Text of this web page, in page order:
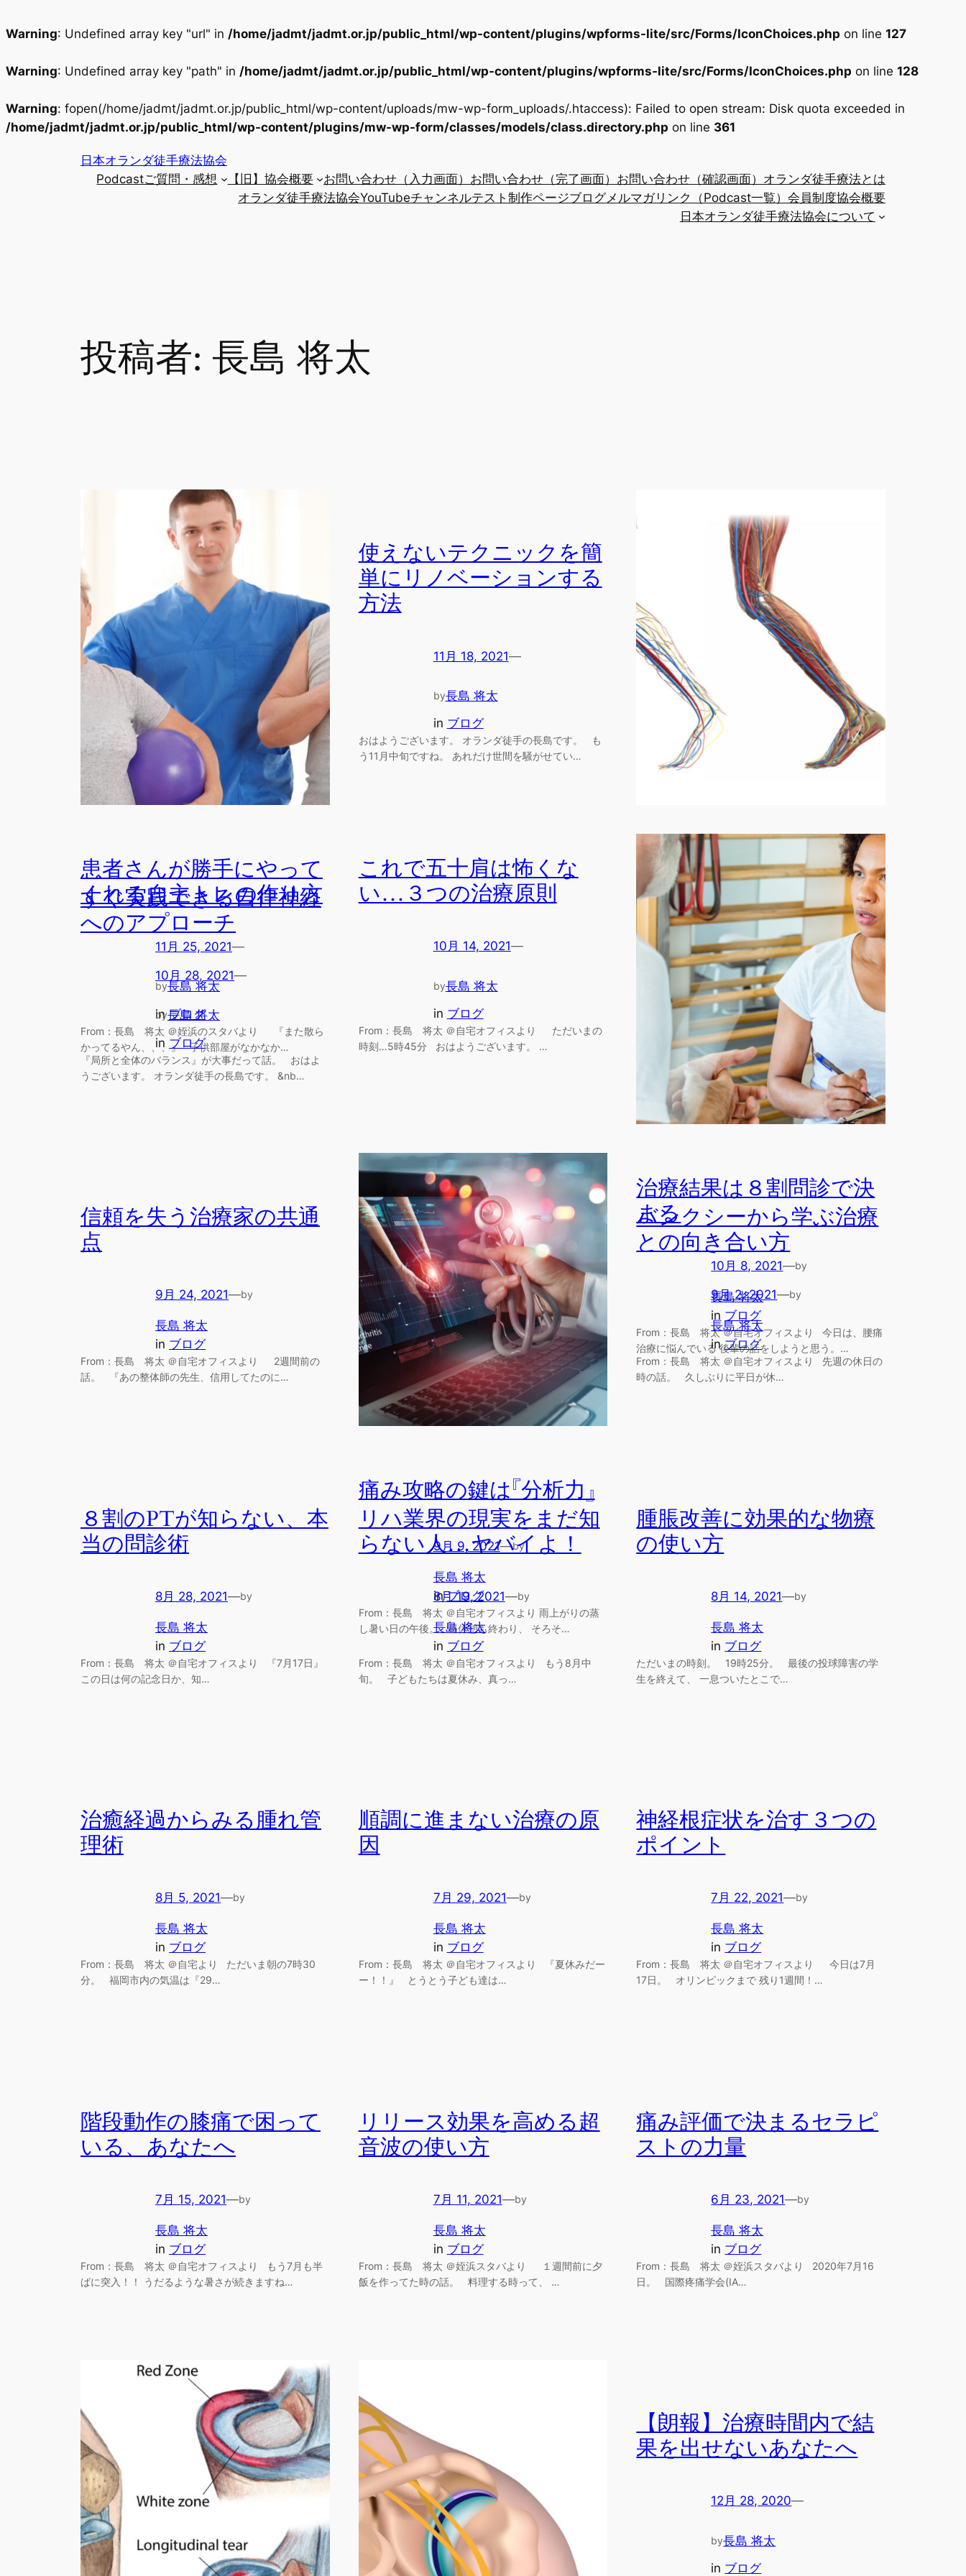
Warning: Undefined array key "url" in /home/jadmt/jadmt.or.jp/public_html/wp-content/plugins/wpforms-lite/src/Forms/IconChoices.php on line 127
Warning: Undefined array key "path" in /home/jadmt/jadmt.or.jp/public_html/wp-content/plugins/wpforms-lite/src/Forms/IconChoices.php on line 128
Warning: fopen(/home/jadmt/jadmt.or.jp/public_html/wp-content/uploads/mw-wp-form_uploads/.htaccess): Failed to open stream: Disk quota exceeded in
/home/jadmt/jadmt.or.jp/public_html/wp-content/plugins/mw-wp-form/classes/models/class.directory.php on line 361
日本オランダ徒手療法協会
Podcastご質問・感想
【旧】協会概要 お問い合わせ（入力画面） お問い合わせ（完了画面） お問い合わせ（確認画面） オランダ徒手療法とは
オランダ徒手療法協会YouTubeチャンネルテスト制作ページブログメルマガリンク（Podcast一覧） 会員制度協会概要
日本オランダ徒手療法協会について
投稿者: 長島 将太
患者さんが勝手にやって
くれる自主トレの作り方
11月 25, 2021—
by長島 将太
inブログ
From：長島 将太 ＠姪浜のスタバより 『また散ら
かってるやん、、、』 子供部屋がなかなか…
使えないテクニックを簡
単にリノベーションする
方法
11月 18, 2021—
by長島 将太
in ブログ
おはようございます。 オランダ徒手の長島です。 も
う11月中旬ですね。 あれだけ世間を騒がせてい…
”局所構造”からみる運動
連鎖アプローチ
11月 4, 2021—by
長島 将太
inブログ
From：長島 将太 ＠自宅オフィスより おはようござ
います。 オランダ徒手の長島です。 &nb…
すぐ実践できる自律神経
へのアプローチ
10月 28, 2021—
by長島 将太
in ブログ
『局所と全体のバランス』が大事だって話。 おはよ
うございます。 オランダ徒手の長島です。 &nb…
これで五十肩は怖くな
い…３つの治療原則
10月 14, 2021—
by長島 将太
in ブログ
From：長島 将太 ＠自宅オフィスより ただいまの
時刻…5時45分 おはようございます。 …
治療結果は８割問診で決
まる
10月 8, 2021—by
長島 将太
in ブログ
From：長島 将太 ＠自宅オフィスより 今日は、腰痛
治療に悩んでいる 後輩の話をしようと思う。…
信頼を失う治療家の共通
点
9月 24, 2021—by
長島 将太
in ブログ
From：長島 将太 ＠自宅オフィスより 2週間前の
話。 『あの整体師の先生、信用してたのに…
痛み攻略の鍵は『分析力』
9月 9, 2021—by
長島 将太
inブログ
From：長島 将太 ＠自宅オフィスより 雨上がりの蒸
し暑い日の午後。 昼休憩も終わり、 そろそ…
バンクシーから学ぶ治療
との向き合い方
9月 2, 2021—by
長島 将太
inブログ
From：長島 将太 ＠自宅オフィスより 先週の休日の
時の話。 久しぶりに平日が休…
８割のPTが知らない、本
当の問診術
8月 28, 2021—by
長島 将太
in ブログ
From：長島 将太 ＠自宅オフィスより 『7月17日』
この日は何の記念日か、知…
リハ業界の現実をまだ知
らない人…ヤバイよ！
8月 19, 2021—by
長島 将太
in ブログ
From：長島 将太 ＠自宅オフィスより もう8月中
旬。 子どもたちは夏休み、真っ…
腫脹改善に効果的な物療
の使い方
8月 14, 2021—by
長島 将太
in ブログ
ただいまの時刻。 19時25分。 最後の投球障害の学
生を終えて、 一息ついたとこで…
治癒経過からみる腫れ管
理術
8月 5, 2021—by
長島 将太
in ブログ
From：長島 将太 ＠自宅より ただいま朝の7時30
分。 福岡市内の気温は『29…
順調に進まない治療の原
因
7月 29, 2021—by
長島 将太
in ブログ
From：長島 将太 ＠自宅オフィスより 『夏休みだー
ー！！』 とうとう子ども達は…
神経根症状を治す３つの
ポイント
7月 22, 2021—by
長島 将太
in ブログ
From：長島 将太 ＠自宅オフィスより 今日は7月
17日。 オリンピックまで 残り1週間！…
階段動作の膝痛で困って
いる、あなたへ
7月 15, 2021—by
長島 将太
in ブログ
From：長島 将太 ＠自宅オフィスより もう7月も半
ばに突入！！ うだるような暑さが続きますね…
リリース効果を高める超
音波の使い方
7月 11, 2021—by
長島 将太
in ブログ
From：長島 将太 ＠姪浜スタバより １週間前に夕
飯を作ってた時の話。 料理する時って、 …
痛み評価で決まるセラピ
ストの力量
6月 23, 2021—by
長島 将太
in ブログ
From：長島 将太 ＠姪浜スタバより 2020年7月16
日。 国際疼痛学会(IA…
【朗報】治療時間内で結
果を出せないあなたへ
12月 28, 2020—
by長島 将太
in ブログ